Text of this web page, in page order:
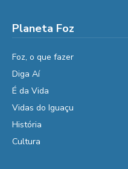
Planeta Foz
Foz, o que fazer
Diga Aí
É da Vida
Vidas do Iguaçu
História
Cultura